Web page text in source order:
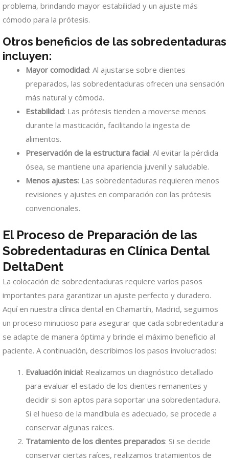
problema, brindando mayor estabilidad y un ajuste más
cómodo para la prótesis.
Otros beneficios de las sobredentaduras
incluyen:
Mayor comodidad: Al ajustarse sobre dientes
preparados, las sobredentaduras ofrecen una sensación
más natural y cómoda.
Estabilidad: Las prótesis tienden a moverse menos
durante la masticación, facilitando la ingesta de
alimentos.
Preservación de la estructura facial: Al evitar la pérdida
ósea, se mantiene una apariencia juvenil y saludable.
Menos ajustes: Las sobredentaduras requieren menos
revisiones y ajustes en comparación con las prótesis
convencionales.
El Proceso de Preparación de las
Sobredentaduras en Clínica Dental
DeltaDent
La colocación de sobredentaduras requiere varios pasos
importantes para garantizar un ajuste perfecto y duradero.
Aquí en nuestra clínica dental en Chamartín, Madrid, seguimos
un proceso minucioso para asegurar que cada sobredentadura
se adapte de manera óptima y brinde el máximo beneficio al
paciente. A continuación, describimos los pasos involucrados:
Evaluación inicial: Realizamos un diagnóstico detallado
para evaluar el estado de los dientes remanentes y
decidir si son aptos para soportar una sobredentadura.
Si el hueso de la mandíbula es adecuado, se procede a
conservar algunas raíces.
Tratamiento de los dientes preparados: Si se decide
conservar ciertas raíces, realizamos tratamientos de